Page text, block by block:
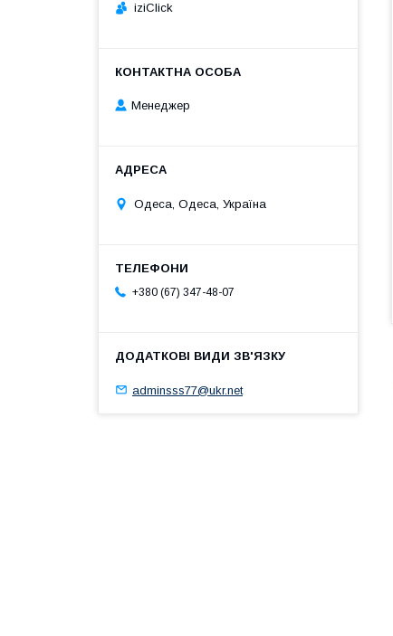
iziClick
Менеджер
Одеса, Одеса, Україна
+380 (67) 347-48-07
adminsss77@ukr.net